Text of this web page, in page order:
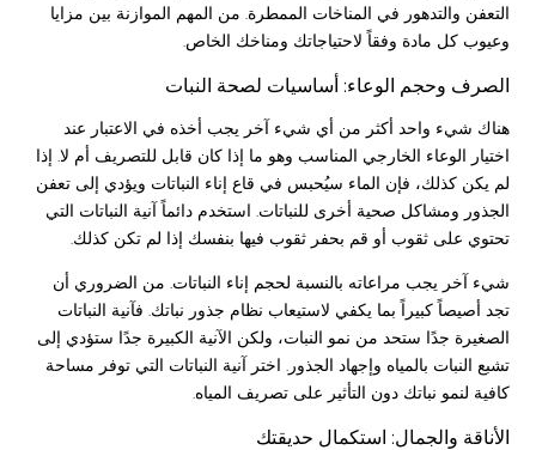
التعفن والتدهور في المناخات الممطرة. من المهم الموازنة بين مزايا
وعيوب كل مادة وفقاً لاحتياجاتك ومناخك الخاص.
الصرف وحجم الوعاء: أساسيات لصحة النبات
هناك شيء واحد أكثر من أي شيء آخر يجب أخذه في الاعتبار عند
اختيار الوعاء الخارجي المناسب وهو ما إذا كان قابل للتصريف أم لا. إذا
لم يكن كذلك، فإن الماء سيُحبس في قاع إناء النباتات ويؤدي إلى تعفن
الجذور ومشاكل صحية أخرى للنباتات. استخدم دائماً آنية النباتات التي
تحتوي على ثقوب أو قم بحفر ثقوب فيها بنفسك إذا لم تكن كذلك.
شيء آخر يجب مراعاته بالنسبة لحجم إناء النباتات. من الضروري أن
تجد أصيصاً كبيراً بما يكفي لاستيعاب نظام جذور نباتك. فآنية النباتات
الصغيرة جدًا ستحد من نمو النبات، ولكن الآنية الكبيرة جدًا ستؤدي إلى
تشبع النبات بالمياه وإجهاد الجذور. اختر آنية النباتات التي توفر مساحة
كافية لنمو نباتك دون التأثير على تصريف المياه.
الأناقة والجمال: استكمال حديقتك